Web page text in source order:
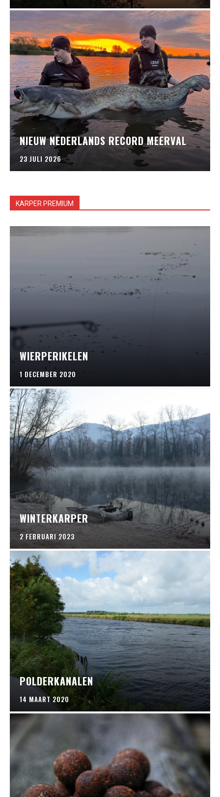
NIEUW NEDERLANDS RECORD MEERVAL
23 JULI 2026
KARPER PREMIUM
WIERPERIKELEN
1 DECEMBER 2020
WINTERKARPER
2 FEBRUARI 2023
POLDERKANALEN
14 MAART 2020